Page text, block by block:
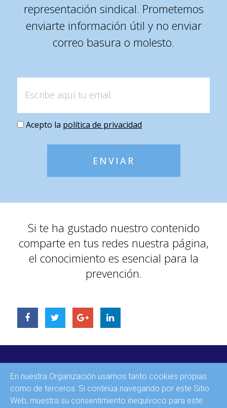
representación sindical. Prometemos
enviarte información útil y no enviar
correo basura o molesto.
Acepto la política de privacidad
ENVIAR
Si te ha gustado nuestro contenido
comparte en tus redes nuestra página,
el conocimiento es esencial para la
prevención.
CONTACTO
En nuestra Organización usamos tanto cookies propias
como de terceros. Si continúa navegando por este Sitio
Web, muestra su consentimiento inequívoco para este